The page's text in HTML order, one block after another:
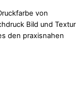
von
Bild und Textur
den praxisnahen